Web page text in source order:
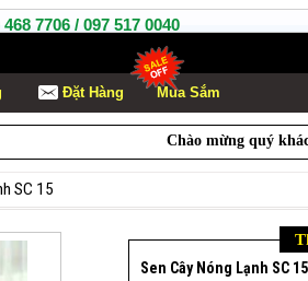
7706 / 097 517 0040
Ðặt Hàng Mua Sắm
Chào mừng quý khách
SC 15
Sen Cây Nóng Lạnh SC 15